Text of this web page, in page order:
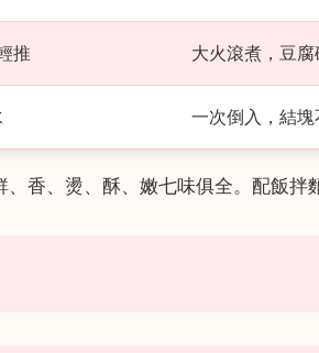
推 大火滾煮，豆腐
一次倒入，結塊
香、燙、酥、嫩七味俱全。配飯拌